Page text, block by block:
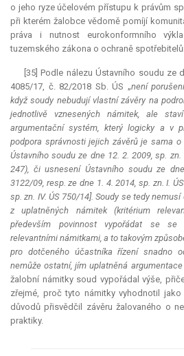
o jeho ryze účelovém přístupu k právům
při kterém žalobce vědomě pomíjí
práva i nutnost eurokonformního
tuzemského zákona o ochraně
[35] Podle nálezu Ústavního soudu ze
4085/17, č. 82/2018 Sb. ÚS „není
když soudy nebudují vlastní závěry na
jednotlivě vznesených námitek, ale
argumentační systém, který logicky a v
podpora správnosti jejich závěrů je sama
Ústavního soudu ze dne 12. 2. 2009, sp.
247), či usnesení Ústavního soudu ze
3122/09, resp. ze dne 1. 4. 2014, sp. zn. I.
sp. zn. IV. ÚS 750/14]. Soudy se tedy
z uplatněných námitek (kritérium
především povinnost vypořádat se
relevantními námitkami, a to takovým
pro dotčeného účastníka řízení snadno
nemůže ostatní, jím uplatněná
žalobní námitky soud vypořádal výše,
zřejmé, proč tyto námitky vyhodnotil
důvodů přisvědčil závěru žalovaného o
praktiky.